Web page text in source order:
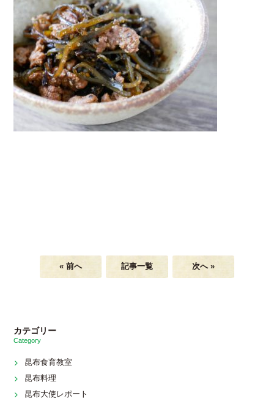
« 前へ 記事一覧 次へ »
カテゴリー
Category
昆布食育教室
昆布料理
昆布大使レポート